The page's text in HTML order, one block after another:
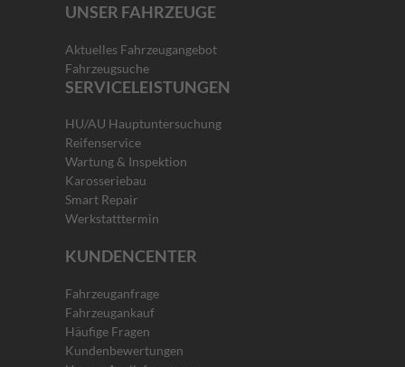
UNSER FAHRZEUGE
Aktuelles Fahrzeugangebot
Fahrzeugsuche
SERVICELEISTUNGEN
HU/AU Hauptuntersuchung
Reifenservice
Wartung & Inspektion
Karosseriebau
Smart Repair
Werkstatttermin
KUNDENCENTER
Fahrzeuganfrage
Fahrzeugankauf
Häufige Fragen
Kundenbewertungen